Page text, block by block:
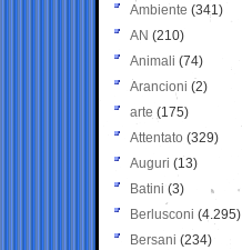
Ambiente (341)
AN (210)
Animali (74)
Arancioni (2)
arte (175)
Attentato (329)
Auguri (13)
Batini (3)
Berlusconi (4.295)
Bersani (234)